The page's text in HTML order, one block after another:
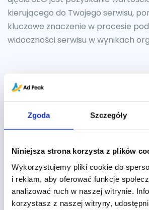
Zgoda Szczegóły
Niniejsza strona korzysta z plików
Wykorzystujemy pliki cookie do
i reklam, aby oferować funkcje
analizować ruch w naszej witrynie.
korzystasz z naszej witryny,
kierującego do Twojego serwisu,
kluczowe znaczenie w procesie
widoczności serwisu w wynikach